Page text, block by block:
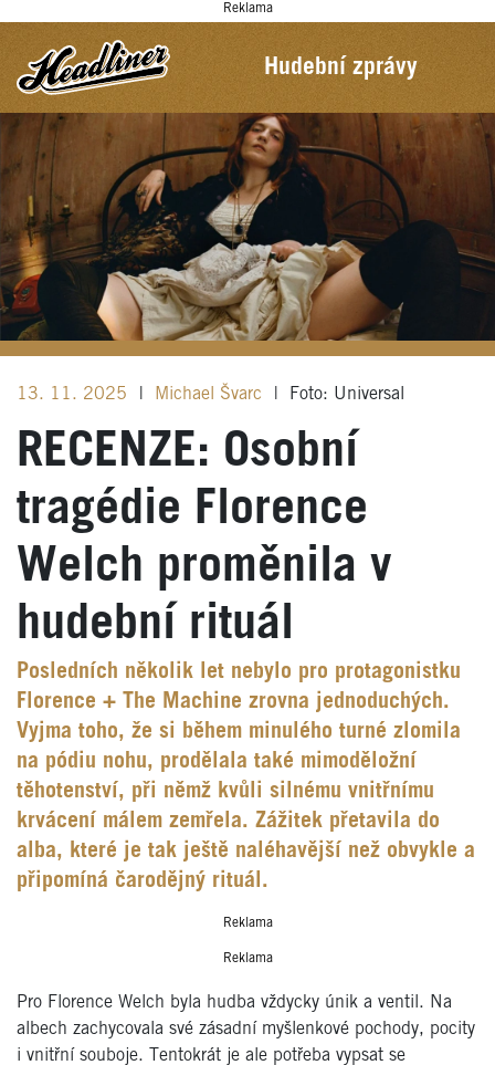
Reklama
Hudební zprávy
13. 11. 2025 Michael Švarc Foto: Universal
RECENZE: Osobní
tragédie Florence
Welch proměnila v
hudební rituál
Posledních několik let nebylo pro protagonistku
Florence + The Machine zrovna jednoduchých.
Vyjma toho, že si během minulého turné zlomila
na pódiu nohu, prodělala také mimoděložní
těhotenství, při němž kvůli silnému vnitřnímu
krvácení málem zemřela. Zážitek přetavila do
alba, které je tak ještě naléhavější než obvykle a
připomíná čarodějný rituál.
Reklama
Reklama
Pro Florence Welch byla hudba vždycky únik a ventil. Na
albech zachycovala své zásadní myšlenkové pochody, pocity
i vnitřní souboje. Tentokrát je ale potřeba vypsat se